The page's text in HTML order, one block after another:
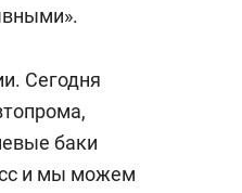
Сегодня
баки
и мы можем